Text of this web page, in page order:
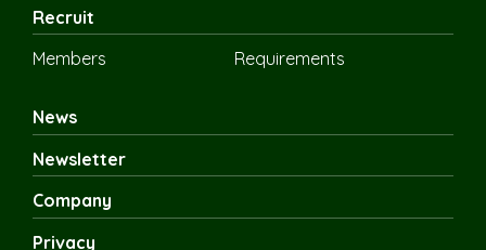
Recruit
Members
Requirements
News
Newsletter
Company
Privacy